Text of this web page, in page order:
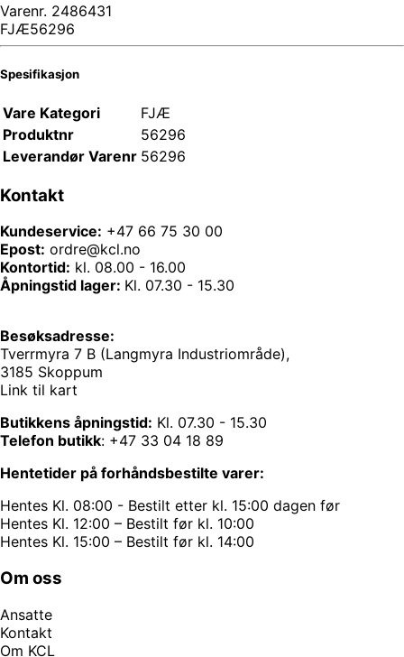
Varenr. 2486431
FJÆ56296
Spesifikasjon
Vare Kategori
FJÆ
Produktnr
56296
Leverandør Varenr 56296
Kontakt
Kundeservice: +47 66 75 30 00
Epost: ordre@kcl.no
Kontortid: kl. 08.00 - 16.00
Åpningstid lager: Kl. 07.30 - 15.30
Besøksadresse:
Tverrmyra 7 B (Langmyra Industriområde),
3185 Skoppum
Link til kart
Butikkens åpningstid: Kl. 07.30 - 15.30
Telefon butikk: +47 33 04 18 89
Hentetider på forhåndsbestilte varer:
Hentes Kl. 08:00 - Bestilt etter kl. 15:00 dagen før
Hentes Kl. 12:00 – Bestilt før kl. 10:00
Hentes Kl. 15:00 – Bestilt før kl. 14:00
Om oss
Ansatte
Kontakt
Om KCL